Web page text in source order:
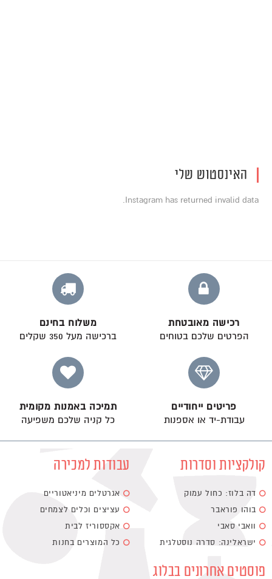
האינסטוש שלי
Instagram has returned invalid data.
רכישה מאובטחת
הפרטים שלכם בטוחים
משלוח בחינם
ברכישה מעל 350 שקלים
פריטים ייחודיים
עבודת-יד או אספנות
תמיכה באמנות מקומית
כל קניה שלכם משפיעה
קולקציות וסדרות
דה בלוז: כחול עמוק
בוהו פוראבר
וואבי סאבי
ישראלינה: סדרה נוסטלגית
עבודות למכירה
אגרטלים מיניאטוריים
עציצים וכלים לצמחים
אקססוריז לבית
כל המוצרים בחנות
פוסטים אחרונים בבלוג